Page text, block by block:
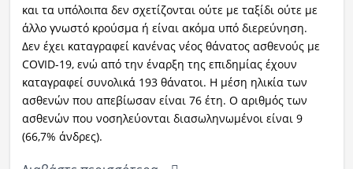
και τα υπόλοιπα δεν σχετίζονται ούτε με ταξίδι ούτε με
άλλο γνωστό κρούσμα ή είναι ακόμα υπό διερεύνηση.
Δεν έχει καταγραφεί κανένας νέος θάνατος ασθενούς με
COVID-19, ενώ από την έναρξη της επιδημίας έχουν
καταγραφεί συνολικά 193 θάνατοι. Η μέση ηλικία των
ασθενών που απεβίωσαν είναι 76 έτη. Ο αριθμός των
ασθενών που νοσηλεύονται διασωληνωμένοι είναι 9
(66,7% άνδρες).